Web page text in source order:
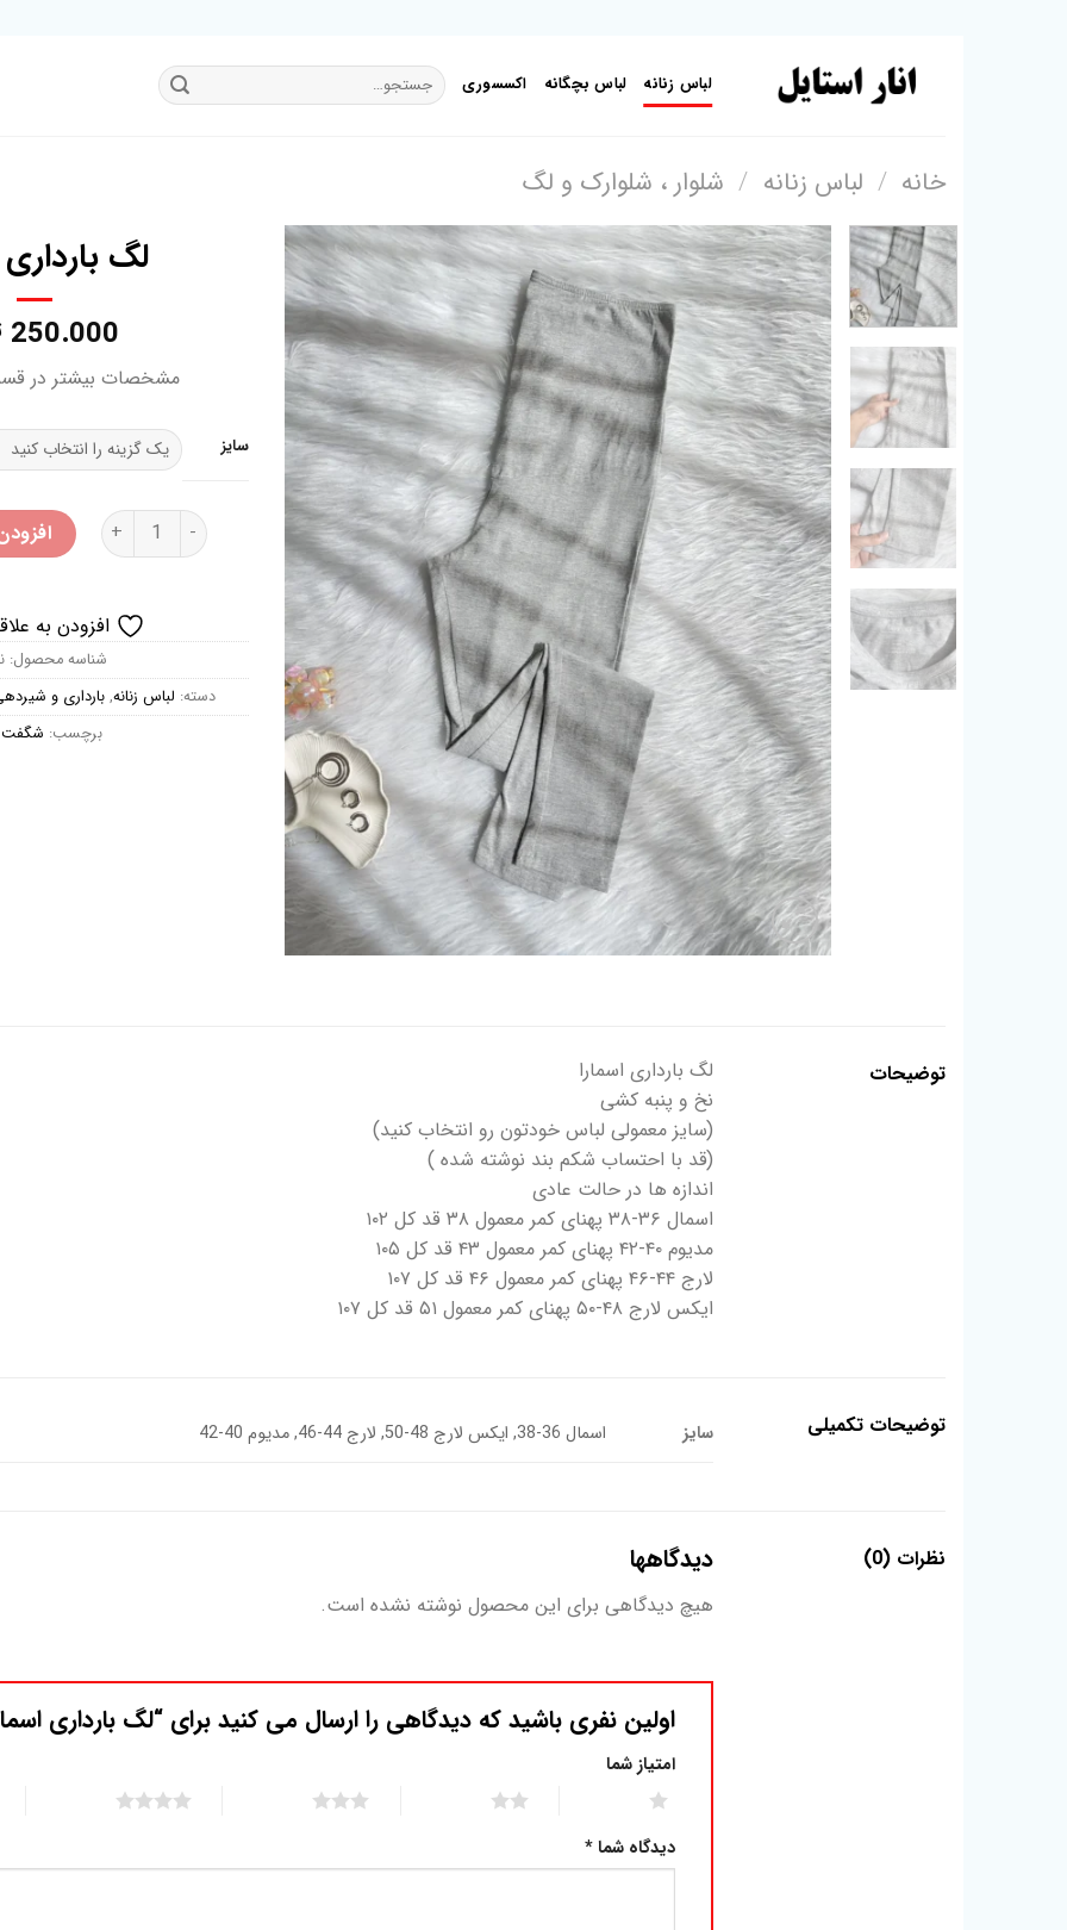
لباس زنانه لباس بچگانه اکسسوری
جستجو
برای:
خانه / لباس زنانه / شلوار ، شلوارک و لگ
افزودن
به
علاقه
مندی
ها
لگ بارداری
250.000
مشخصات بیشتر در
سایز
لگ بارداری اسمارا عدد
افزودن به
شناسه محصول:
دسته: لباس زنانه,بارداری و
برچسب: شگفت
توضیحات
لگ بارداری اسمارا
نخ و پنبه کشی
(سایز معمولی لباس خودتون رو انتخاب کنید)
(قد با احتساب شکم بند نوشته شده )
اندازه ها در حالت عادی
اسمال ۳۶-۳۸ پهنای کمر معمول ۳۸ قد کل ۱۰۲
مدیوم ۴۰-۴۲ پهنای کمر معمول ۴۳ قد کل ۱۰۵
لارج ۴۴-۴۶ پهنای کمر معمول ۴۶ قد کل ۱۰۷
ایکس لارج ۴۸-۵۰ پهنای کمر معمول ۵۱ قد کل ۱۰۷
توضیحات تکمیلی سایز اسمال 36-38, ایکس لارج 48-50, لارج 44-46, مدیوم 40-42
نظرات (0) دیدگاهها
هیچ دیدگاهی برای این محصول نوشته نشده است.
اولین نفری باشید که دیدگاهی را ارسال می کنید برای “لگ بارداری
امتیاز شما
دیدگاه شما*